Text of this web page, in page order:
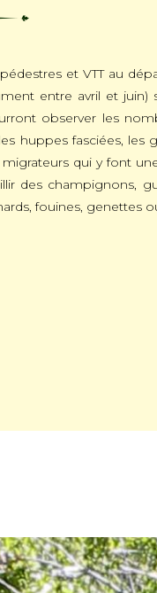
et VTT au
entre avril et juin)
observer les
huppes fasciées, les
migrateurs qui y font
des champignons,
fouines, genettes